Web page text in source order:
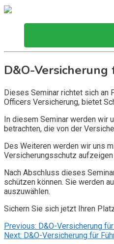
D&O-
Dieses Seminar richtet sich an
Officers Versicherung, bietet
In diesem Seminar werden wir
betrachten, die von der
Des Weiteren werden wir uns
Versicherungsschutz
Nach Abschluss dieses
schützen können. Sie werden
auszuwählen.
Sichern Sie sich jetzt Ihren
Beitragsnavigation
Previous: D&O-Versicherung
Next: D&O-Versicherung für